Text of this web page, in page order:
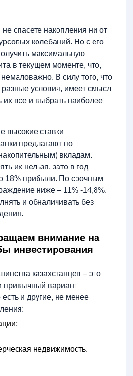
спасете накопления ни от
колебаний. Но с его
максимальную
в текущем моменте, что,
немаловажно. В силу того, что
разные условия, имеет смысл
их все и выбрать наиболее
высокие ставки
предлагают по
вкладам.
их нельзя, зато в год
18% прибыли. По срочным
ниже – 11% -14,8%.
и обналичивать без
внимание на
инвестирования
казахстанцев – это
привычный вариант
и другие, не менее
недвижимость.